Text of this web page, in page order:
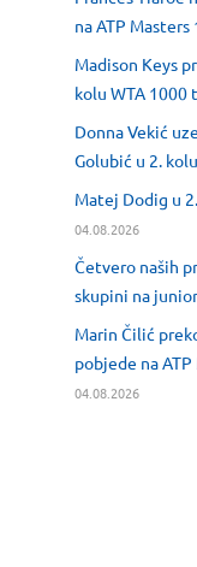
na ATP
Madison Keys
kolu WTA 1000
Donna Vekić
Golubić u 2.
Matej Dodig u
04.08.2026
Četvero naših
skupini na
Marin Čilić
pobjede na
04.08.2026